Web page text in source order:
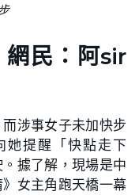
民：阿sir
涉事女子未加快步
她提醒「快點走下
據了解，現場是中
女主角跑天橋一幕